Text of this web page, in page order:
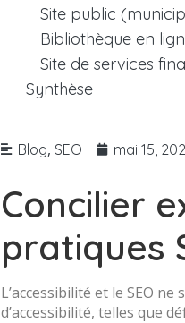
Site public
Bibliothèque en
Site de services
Synthèse
Blog, SEO mai 15,
Concilier
pratiques
L’accessibilité et le SEO
d’accessibilité, telles que